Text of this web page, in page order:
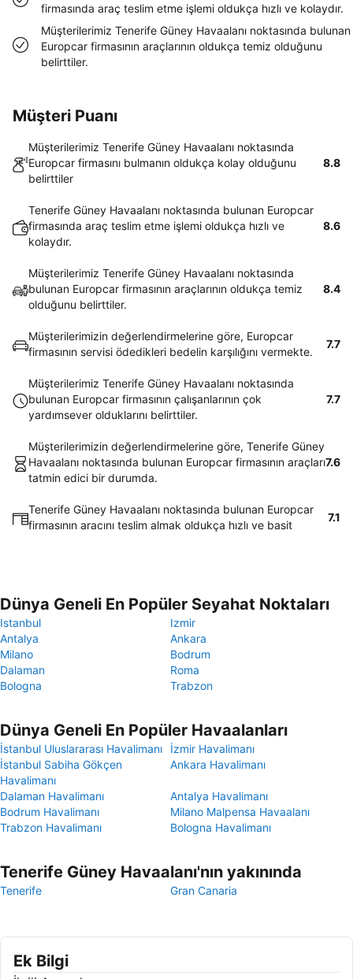
firmasında araç teslim etme işlemi oldukça hızlı ve kolaydır.
Müşterilerimiz Tenerife Güney Havaalanı noktasında bulunan
Europcar firmasının araçlarının oldukça temiz olduğunu
belirttiler.
Müşteri Puanı
Müşterilerimiz Tenerife Güney Havaalanı noktasında
Europcar firmasını bulmanın oldukça kolay olduğunu
belirttiler
8.8
Tenerife Güney Havaalanı noktasında bulunan Europcar
firmasında araç teslim etme işlemi oldukça hızlı ve
kolaydır.
8.6
Müşterilerimiz Tenerife Güney Havaalanı noktasında
bulunan Europcar firmasının araçlarının oldukça temiz
olduğunu belirttiler.
8.4
Müşterilerimizin değerlendirmelerine göre, Europcar
firmasının servisi ödedikleri bedelin karşılığını vermekte.
7.7
Müşterilerimiz Tenerife Güney Havaalanı noktasında
bulunan Europcar firmasının çalışanlarının çok
yardımsever olduklarını belirttiler.
7.7
Müşterilerimizin değerlendirmelerine göre, Tenerife Güney
Havaalanı noktasında bulunan Europcar firmasının araçları
tatmin edici bir durumda.
7.6
Tenerife Güney Havaalanı noktasında bulunan Europcar
firmasının aracını teslim almak oldukça hızlı ve basit
7.1
Dünya Geneli En Popüler Seyahat Noktaları
Istanbul
Izmir
Antalya
Ankara
Milano
Bodrum
Dalaman
Roma
Bologna
Trabzon
Dünya Geneli En Popüler Havaalanları
İstanbul Uluslararası Havalimanı
İzmir Havalimanı
İstanbul Sabiha Gökçen
Havalimanı
Ankara Havalimanı
Dalaman Havalimanı
Antalya Havalimanı
Bodrum Havalimanı
Milano Malpensa Havaalanı
Trabzon Havalimanı
Bologna Havalimanı
Tenerife Güney Havaalanı'nın yakınında
Tenerife Gran Canaria
Ek Bilgi